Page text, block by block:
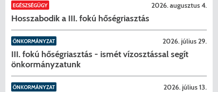
EGÉSZSÉGÜGY 2026. augusztus 4.
Hosszabodik a III. fokú hőségriasztás
ÖNKORMÁNYZAT 2026. július 29.
III. fokú hőségriasztás - ismét vízosztással segít
önkormányzatunk
ÖNKORMÁNYZAT 2026. július 13.